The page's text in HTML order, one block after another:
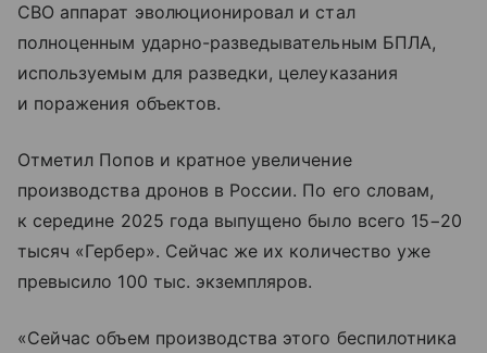
СВО аппарат эволюционировал и стал
полноценным ударно-разведывательным БПЛА,
используемым для разведки, целеуказания
и поражения объектов.
Отметил Попов и кратное увеличение
производства дронов в России. По его словам,
к середине 2025 года выпущено было всего 15−20
тысяч «Гербер». Сейчас же их количество уже
превысило 100 тыс. экземпляров.
«Сейчас объем производства этого беспилотника